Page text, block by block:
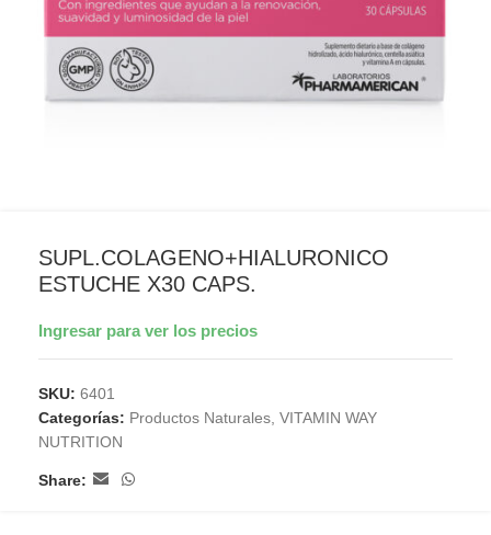
SUPL.COLAGENO+HIALURONICO
ESTUCHE X30 CAPS.
Ingresar para ver los precios
SKU: 6401
Categorías: Productos Naturales VITAMIN WAY
NUTRITION
Share: